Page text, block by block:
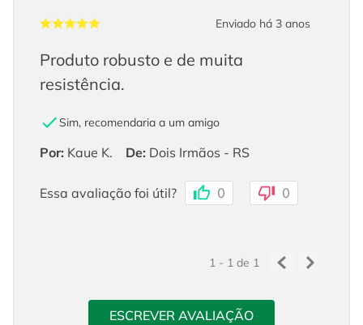
Enviado há 3 anos
Produto robusto e de muita
resistência.
Sim, recomendaria a um amigo
Por: Kaue K. De: Dois Irmãos - RS
Essa avaliação foi útil? 0 0
1 - 1de 1
ESCREVER AVALIAÇÃO